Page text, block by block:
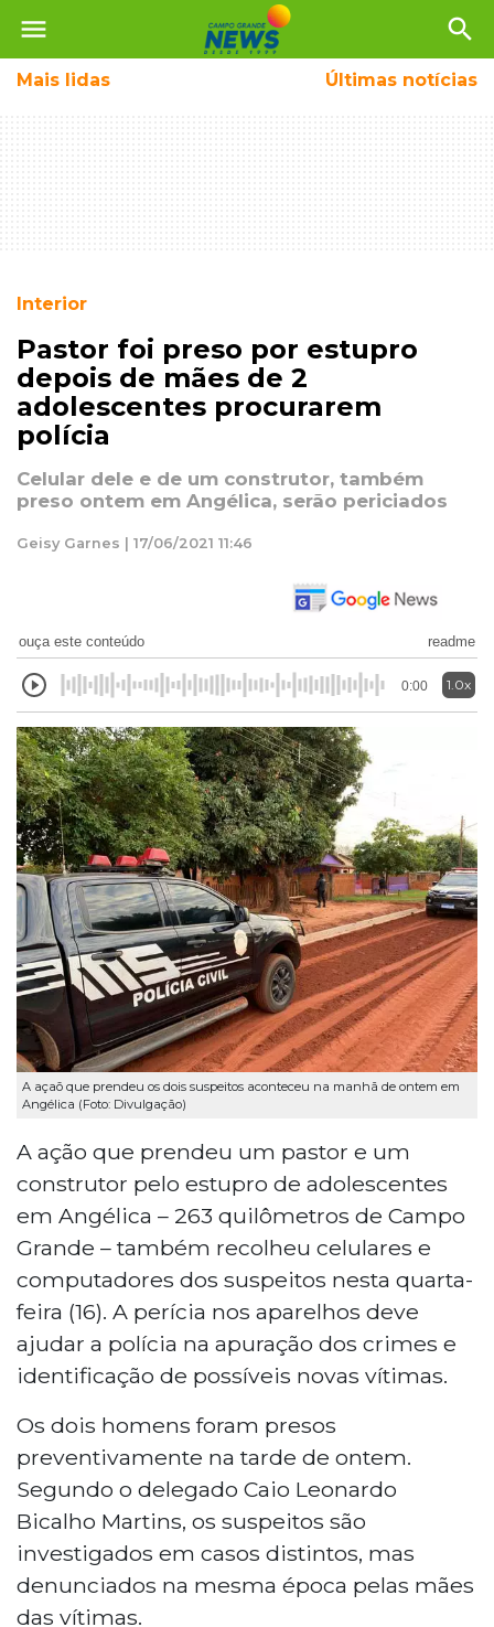
menu search
Mais lidas Últimas notícias
Interior
Pastor foi preso por estupro
depois de mães de 2
adolescentes procurarem
polícia
Celular dele e de um construtor, também
preso ontem em Angélica, serão periciados
Geisy Garnes | 17/06/2021 11:46
ouça este conteúdo readme
0:00 1.0x
A açaõ que prendeu os dois suspeitos aconteceu na manhã de ontem em
Angélica (Foto: Divulgação)
A ação que prendeu um pastor e um
construtor pelo estupro de adolescentes
em Angélica – 263 quilômetros de Campo
Grande – também recolheu celulares e
computadores dos suspeitos nesta quarta-
feira (16). A perícia nos aparelhos deve
ajudar a polícia na apuração dos crimes e
identificação de possíveis novas vítimas.
Os dois homens foram presos
preventivamente na tarde de ontem.
Segundo o delegado Caio Leonardo
Bicalho Martins, os suspeitos são
investigados em casos distintos, mas
denunciados na mesma época pelas mães
das vítimas.